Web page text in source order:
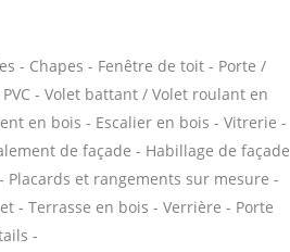
- Chapes - Fenêtre de toit - Porte /
- Volet battant / Volet roulant en
en bois - Escalier en bois - Vitrerie -
de façade - Habillage de façade
et rangements sur mesure -
- Terrasse en bois - Verrière - Porte
-